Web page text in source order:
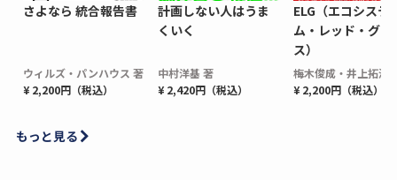
さよなら 統合報告書
ウィルズ・パンハウス 著
¥ 2,200円（税込）
計画しない人はうま
くいく
中村洋基 著
¥ 2,420円（税込）
ELG（エコシステ
ム・レッド・グロ
ス）
梅木俊成・井上拓海
¥ 2,200円（税込）
もっと見る